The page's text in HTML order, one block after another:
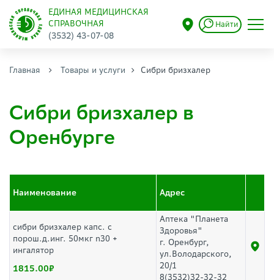
ЕДИНАЯ МЕДИЦИНСКАЯ
СПРАВОЧНАЯ
(3532) 43-07-08
Найти
Главная Товары и услуги Сибри бризхалер
Сибри бризхалер в
Оренбурге
Наименование Адрес
сибри бризхалер капс. с
порош.д.инг. 50мкг n30 +
ингалятор
1815.00
Аптека "Планета
Здоровья"
г. Оренбург,
ул.Володарского,
20/1
8(3532)32-32-32